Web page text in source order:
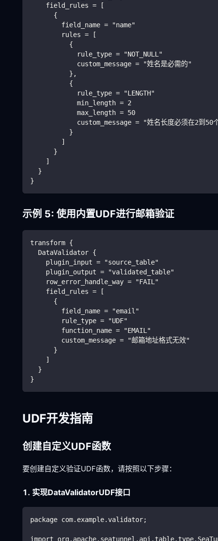
    field_rules = [
      {
        field_name = "name"
        rules = [
          {
            rule_type = "NOT_NULL"
            custom_message = "姓名是必需的"
          },
          {
            rule_type = "LENGTH"
            min_length = 2
            max_length = 50
custom_message = "姓名长度必须在2到50
          }
        ]
      }
    ]
  }
}
示例 5: 使用内置UDF进行邮箱验证
transform {
  DataValidator {
    plugin_input = "source_table"
    plugin_output = "validated_table"
    row_error_handle_way = "FAIL"
    field_rules = [
      {
        field_name = "email"
        rule_type = "UDF"
        function_name = "EMAIL"
        custom_message = "邮箱地址格式无效"
      }
    ]
  }
}
UDF开发指南
创建自定义UDF函数
要创建自定义验证UDF函数，请按照以下步骤：
1. 实现DataValidatorUDF接口
package com.example.validator;
import